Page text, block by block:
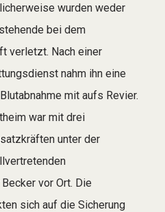
wurden weder
bei dem
verletzt. Nach einer
nahm ihn eine
mit aufs Revier.
war mit drei
unter der
vor Ort. Die
sich auf die Sicherung